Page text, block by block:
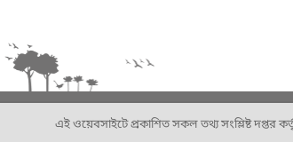
এই ওয়েবসাইটে প্রকাশিত সকল তথ্য সংশ্লিষ্ট দপ্তর